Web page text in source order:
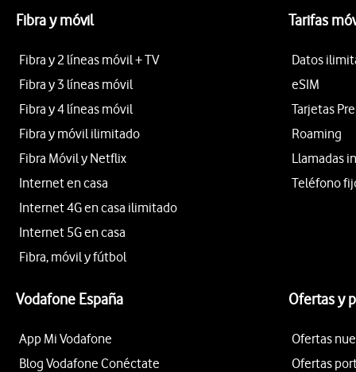
Fibra y móvil
Fibra y 2 líneas móvil + TV
Fibra y 3 líneas móvil
Fibra y 4 líneas móvil
Fibra y móvil ilimitado
Fibra Móvil y Netflix
Internet en casa
Internet 4G en casa ilimitado
Internet 5G en casa
Fibra, móvil y fútbol
Tarifas
Datos
eSIM
Tarjetas
Roaming
Llamadas
Teléfono
Vodafone España
App Mi Vodafone
Blog Vodafone Conéctate
Ofertas y
Ofertas
Ofertas